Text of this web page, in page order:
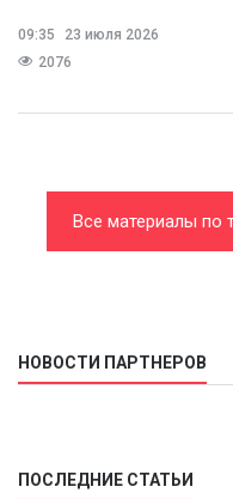
09:35
23 июля 2026
2076
Все материалы по
НОВОСТИ ПАРТНЕРОВ
ПОСЛЕДНИЕ СТАТЬИ